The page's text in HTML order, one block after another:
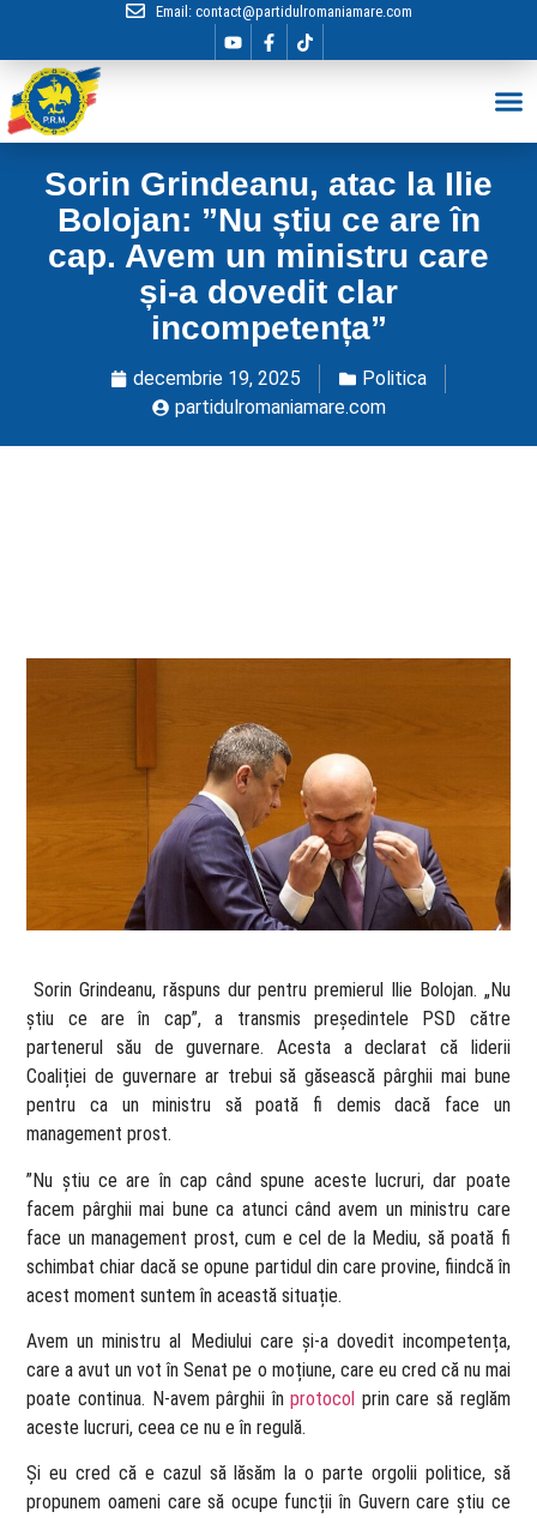
Email: contact@partidulromaniamare.com
Sorin Grindeanu, atac la Ilie
Bolojan: ”Nu știu ce are în
cap. Avem un ministru care
și-a dovedit clar
incompetența”
decembrie 19, 2025
Politica
partidulromaniamare.com
​ Sorin Grindeanu, răspuns dur pentru premierul Ilie Bolojan. „Nu
știu ce are în cap”, a transmis președintele PSD către
partenerul său de guvernare. Acesta a declarat că liderii
Coaliției de guvernare ar trebui să găsească pârghii mai bune
pentru ca un ministru să poată fi demis dacă face un
management prost.
”Nu știu ce are în cap când spune aceste lucruri, dar poate
facem pârghii mai bune ca atunci când avem un ministru care
face un management prost, cum e cel de la Mediu, să poată fi
schimbat chiar dacă se opune partidul din care provine, fiindcă în
acest moment suntem în această situație.
Avem un ministru al Mediului care și-a dovedit incompetența,
care a avut un vot în Senat pe o moțiune, care eu cred că nu mai
poate continua. N-avem pârghii înprotocol prin care să reglăm
aceste lucruri, ceea ce nu e în regulă.
Și eu cred că e cazul să lăsăm la o parte orgolii politice, să
propunem oameni care să ocupe funcții în Guvern care știu ce